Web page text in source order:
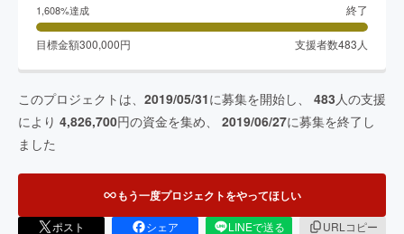
1,608%達成 終了
目標金額300,000円 支援者数483人
このプロジェクトは、 2019/05/31に募集を開始し、 483人の支援
により 4,826,700円の資金を集め、 2019/06/27に募集を終了し
ました
もう一度プロジェクトをやってほしい
ポスト シェア LINEで送る
URLコピー